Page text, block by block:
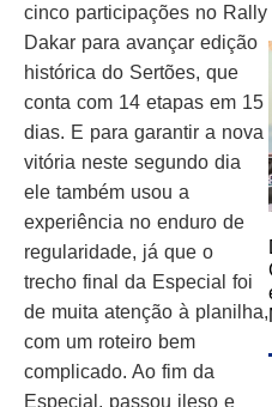
cinco participações no Rally
Dakar para avançar edição
histórica do Sertões, que
conta com 14 etapas em 15
dias. E para garantir a nova
vitória neste segundo dia
ele também usou a
experiência no enduro de
regularidade, já que o
trecho final da Especial foi
de muita atenção à planilha,
com um roteiro bem
complicado. Ao fim da
Especial, passou ileso e